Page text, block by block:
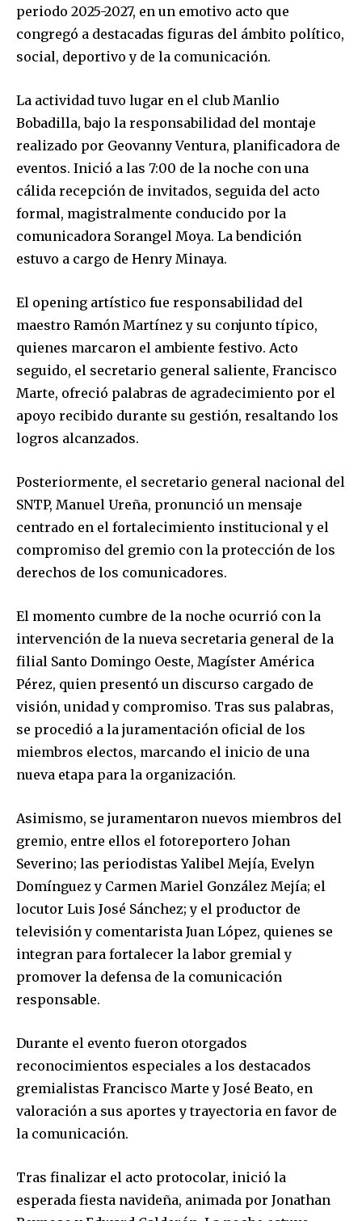
periodo 2025-2027, en un emotivo acto que
congregó a destacadas figuras del ámbito político,
social, deportivo y de la comunicación.
La actividad tuvo lugar en el club Manlio
Bobadilla, bajo la responsabilidad del montaje
realizado por Geovanny Ventura, planificadora de
eventos. Inició a las 7:00 de la noche con una
cálida recepción de invitados, seguida del acto
formal, magistralmente conducido por la
comunicadora Sorangel Moya. La bendición
estuvo a cargo de Henry Minaya.
El opening artístico fue responsabilidad del
maestro Ramón Martínez y su conjunto típico,
quienes marcaron el ambiente festivo. Acto
seguido, el secretario general saliente, Francisco
Marte, ofreció palabras de agradecimiento por el
apoyo recibido durante su gestión, resaltando los
logros alcanzados.
Posteriormente, el secretario general nacional del
SNTP, Manuel Ureña, pronunció un mensaje
centrado en el fortalecimiento institucional y el
compromiso del gremio con la protección de los
derechos de los comunicadores.
El momento cumbre de la noche ocurrió con la
intervención de la nueva secretaria general de la
filial Santo Domingo Oeste, Magíster América
Pérez, quien presentó un discurso cargado de
visión, unidad y compromiso. Tras sus palabras,
se procedió a la juramentación oficial de los
miembros electos, marcando el inicio de una
nueva etapa para la organización.
Asimismo, se juramentaron nuevos miembros del
gremio, entre ellos el fotoreportero Johan
Severino; las periodistas Yalibel Mejía, Evelyn
Domínguez y Carmen Mariel González Mejía; el
locutor Luis José Sánchez; y el productor de
televisión y comentarista Juan López, quienes se
integran para fortalecer la labor gremial y
promover la defensa de la comunicación
responsable.
Durante el evento fueron otorgados
reconocimientos especiales a los destacados
gremialistas Francisco Marte y José Beato, en
valoración a sus aportes y trayectoria en favor de
la comunicación.
Tras finalizar el acto protocolar, inició la
esperada fiesta navideña, animada por Jonathan